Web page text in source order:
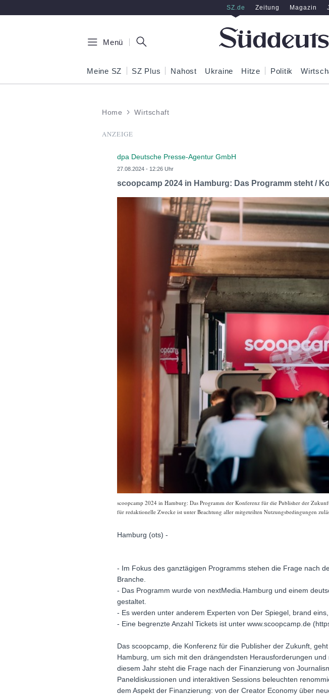
SZ.de Zeitung Magazin
Menü
Meine SZ SZ Plus Nahost Ukraine Hitze Politik
Home Wirtschaft
ANZEIGE
dpa Deutsche Presse-Agentur GmbH
27.08.2024 - 12:26 Uhr
scoopcamp 2024 in Hamburg: Das Programm steht /
scoopcamp 2024 in Hamburg: Das Programm der Konferenz für die Publisher der
für redaktionelle Zwecke ist unter Beachtung aller mitgeteilten Nutzungsbedingungen
Hamburg (ots) -
- Im Fokus des ganztägigen Programms stehen die Frage nach
Branche.
- Das Programm wurde von nextMedia.Hamburg und einem
gestaltet.
- Es werden unter anderem Experten von Der Spiegel, brand
- Eine begrenzte Anzahl Tickets ist unter www.scoopcamp.de
Das scoopcamp, die Konferenz für die Publisher der Zukunft,
Hamburg, um sich mit den drängendsten Herausforderungen
diesem Jahr steht die Frage nach der Finanzierung von
Paneldiskussionen und interaktiven Sessions beleuchten
dem Aspekt der Finanzierung: von der Creator Economy über